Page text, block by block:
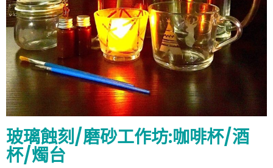
玻璃蝕刻/磨砂工作坊:咖啡杯/酒
杯/燭台